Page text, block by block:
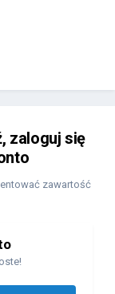
zaloguj się
zawartość